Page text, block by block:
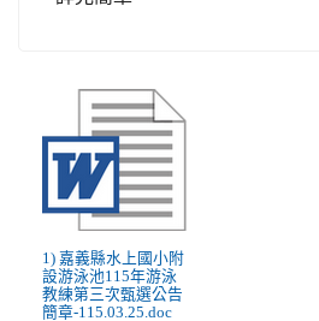
1) 嘉義縣水上國小附
設游泳池115年游泳
教練第三次甄選公告
簡章-115.03.25.doc